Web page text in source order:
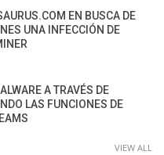
EN BUSCA DE
UNA INFECCIÓN DE
A TRAVÉS DE
LAS FUNCIONES DE
VIEW ALL